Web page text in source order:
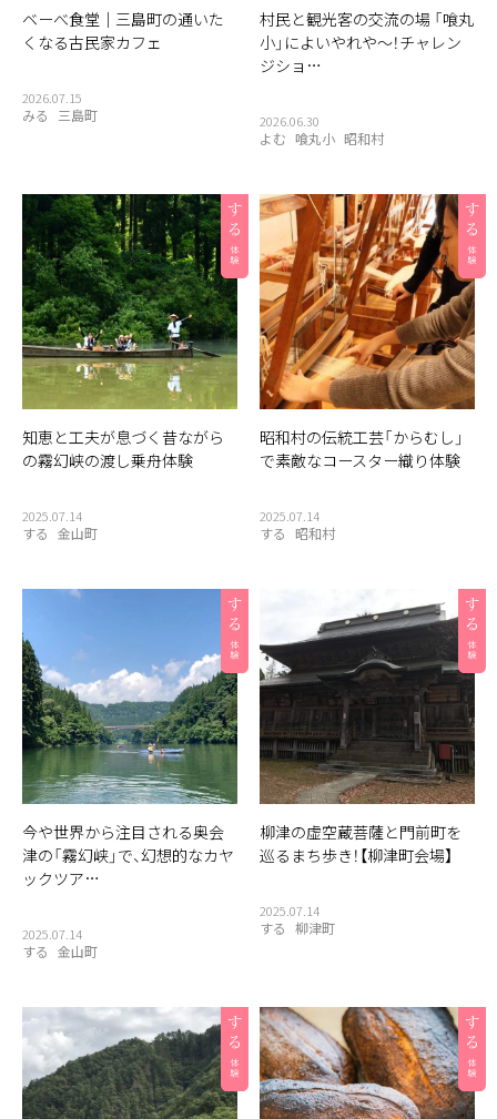
ベーべ食堂｜三島町の通いた
くなる古民家カフェ
2026.07.15
みる 三島町
村民と観光客の交流の場 「喰丸
小」によいやれや〜！チャレン
ジショ…
2026.06.30
よむ 喰丸小 昭和村
知恵と工夫が息づく昔ながら
の霧幻峡の渡し乗舟体験
2025.07.14
する 金山町
昭和村の伝統工芸「からむし」
で素敵なコースター織り体験
2025.07.14
する 昭和村
今や世界から注目される奥会
津の「霧幻峡」で、幻想的なカヤ
ックツア…
2025.07.14
する 金山町
柳津の虚空蔵菩薩と門前町を
巡るまち歩き！【柳津町会場】
2025.07.14
する 柳津町